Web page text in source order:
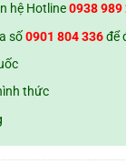
hệ Hotline0938 989
số0901 804 336để
thức